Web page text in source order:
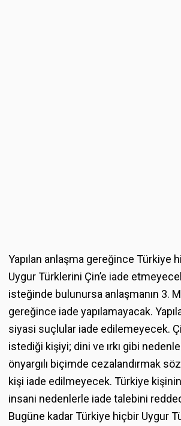
Yapılan anlaşma gereğince Türkiye
Uygur Türklerini Çin’e iade
isteğinde bulunursa anlaşmanın 3.
gereğince iade yapılamayacak.
siyasi suçlular iade edilemeyecek.
istediği kişiyi; dini ve ırkı gibi
önyargılı biçimde cezalandırmak
kişi iade edilmeyecek. Türkiye
insani nedenlerle iade talebini
Bugüne kadar Türkiye hiçbir Uygur